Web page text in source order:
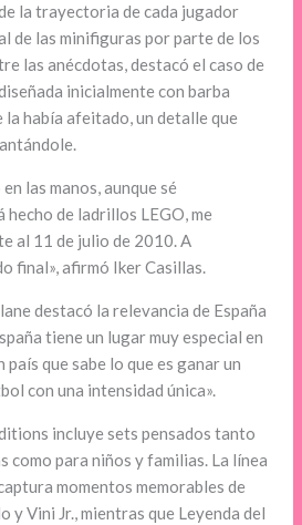
la trayectoria de cada jugador
de las minifiguras por parte de los
las anécdotas, destacó el caso de
inicialmente con barba
la había afeitado, un detalle que
las manos, aunque sé
de ladrillos LEGO, me
al 11 de julio de 2010. A
final», afirmó Iker Casillas.
destacó la relevancia de España
tiene un lugar muy especial en
que sabe lo que es ganar un
con una intensidad única».
incluye sets pensados tanto
como para niños y familias. La línea
momentos memorables de
y Vini Jr., mientras que Leyenda del